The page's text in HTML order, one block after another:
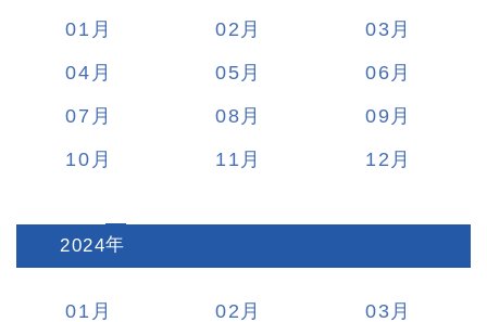
01 02
03
04
05
06
07
08
09
10
11 12
2024:
01 02
03